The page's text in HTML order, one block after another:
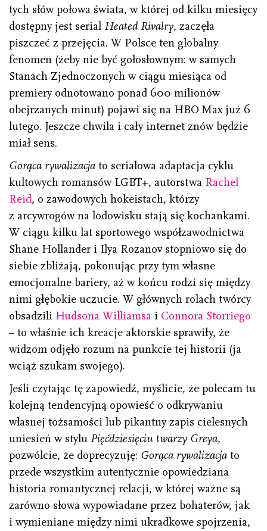
tych słów połowa świata, w której od kilku miesięcy
dostępny jest serial Heated Rivalry, zaczęła
piszczeć z przejęcia. W Polsce ten globalny
fenomen (żeby nie być gołosłownym: w samych
Stanach Zjednoczonych w ciągu miesiąca od
premiery odnotowano ponad 600 milionów
obejrzanych minut) pojawi się na HBO Max już 6
lutego. Jeszcze chwila i cały internet znów będzie
miał sens.
Gorąca rywalizacja to serialowa adaptacja cyklu
kultowych romansów LGBT+, autorstwa Rachel
Reid, o zawodowych hokeistach, którzy
z arcywrogów na lodowisku stają się kochankami.
W ciągu kilku lat sportowego współzawodnictwa
Shane Hollander i Ilya Rozanov stopniowo się do
siebie zbliżają, pokonując przy tym własne
emocjonalne bariery, aż w końcu rodzi się między
nimi głębokie uczucie. W głównych rolach twórcy
obsadzili Hudsona Williamsa i Connora Storriego
– to właśnie ich kreacje aktorskie sprawiły, że
widzom odjęło rozum na punkcie tej historii (ja
wciąż szukam swojego).
Jeśli czytając tę zapowiedź, myślicie, że polecam tu
kolejną tendencyjną opowieść o odkrywaniu
własnej tożsamości lub pikantny zapis cielesnych
uniesień w stylu Pięćdziesięciu twarzy Greya,
pozwólcie, że doprecyzuję: Gorąca rywalizacja to
przede wszystkim autentycznie opowiedziana
historia romantycznej relacji, w której ważne są
zarówno słowa wypowiadane przez bohaterów, jak
i wymieniane między nimi ukradkowe spojrzenia,